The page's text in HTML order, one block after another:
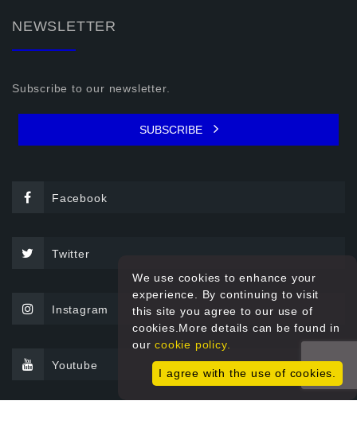
NEWSLETTER
Subscribe to our newsletter.
SUBSCRIBE
Facebook
Twitter
Instagram
Youtube
We use cookies to enhance your
experience. By continuing to visit
this site you agree to our use of
cookies.More details can be found in
ourcookie policy.
I agree with the use of cookies.